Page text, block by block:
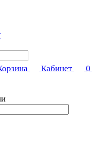
Кабинет 0